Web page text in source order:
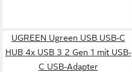
UGREEN Ugreen USB USB-C
HUB 4x USB 3 2 Gen 1 mit USB-
C USB-Adapter